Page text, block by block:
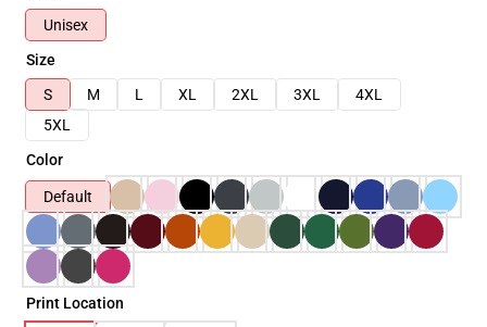
Unisex
Size
S
M L XL 2XL 3XL
4XL
5XL
Color
Default
Print Location